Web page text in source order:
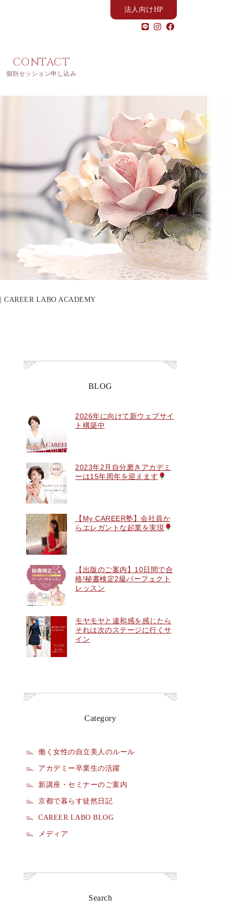
法人向けHP
CONTACT
個別セッション申し込み
CAREER LABO ACADEMY
BLOG
2026年に向けて新ウェブサイ
ト構築中
2023年2月自分磨きアカデミ
ーは15年周年を迎えます
【My CAREER塾】会社員か
らエレガントな起業を実現
【出版のご案内】10日間で合
格!秘書検定2級パーフェクト
レッスン
モヤモヤと違和感を感じたら
それは次のステージに行くサ
イン
Category
働く女性の自立美人のルール
アカデミー卒業生の活躍
新講座・セミナーのご案内
京都で暮らす徒然日記
CAREER LABO BLOG
メディア
Search